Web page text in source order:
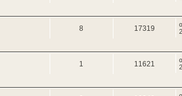
8 17319
1 11621